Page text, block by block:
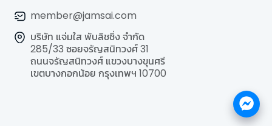
member@jamsai.com
บริษัท แจ่มใส พับลิชชิ่ง จำกัด
285/33 ซอยจรัญสนิทวงศ์ 31
ถนนจรัญสนิทวงศ์ แขวงบางขุนศรี
เขตบางกอกน้อย กรุงเทพฯ 10700